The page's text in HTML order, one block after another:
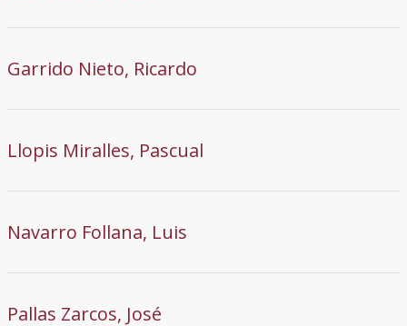
Garrido Nieto, Ricardo
Llopis Miralles, Pascual
Navarro Follana, Luis
Pallas Zarcos, José